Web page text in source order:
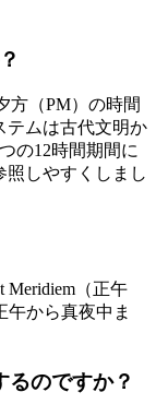
方（PM）の時間
テムは古代文明か
の12時間期間に
照しやすくしまし
Meridiem（正午
から真夜中ま
るのですか？